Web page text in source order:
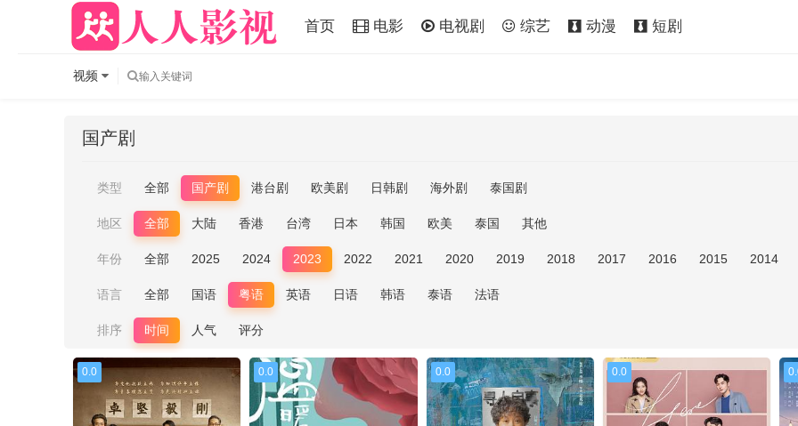
首页 电影 电视剧 综艺 动漫 短剧
视频
国产剧
类型 全部 国产剧 港台剧 欧美剧 日韩剧 海外剧 泰国剧
地区 全部 大陆 香港 台湾 日本 韩国 欧美 泰国 其他
年份 全部 2025 2024 2023 2022 2021 2020 2019 2018 2017 2016 2015 2014
语言 全部 国语 粤语 英语 日语 韩语 泰语 法语
排序 时间 人气 评分
0.0 0.0 0.0 0.0